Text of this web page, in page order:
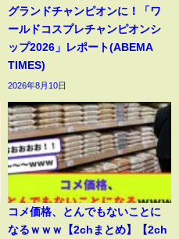
グランドチャンピオンに！「ワ
ールドコスプレチャンピオンシ
ップ2026」レポート(ABEMA
TIMES)
2026年8月10日
コメ価格、とんでもないことに
なるｗｗｗ【2chまとめ】【2ch